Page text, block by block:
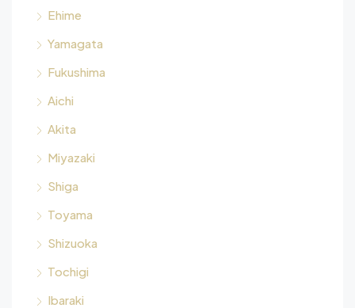
Ehime
Yamagata
Fukushima
Aichi
Akita
Miyazaki
Shiga
Toyama
Shizuoka
Tochigi
Ibaraki